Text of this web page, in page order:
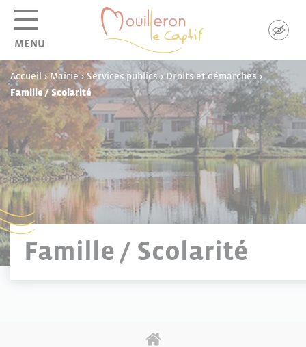
MENU
Accueil >Mairie> Services publics>Droits et démarches>
Famille / Scolarité
Famille / Scolarité
Panneau de gestion des cookies